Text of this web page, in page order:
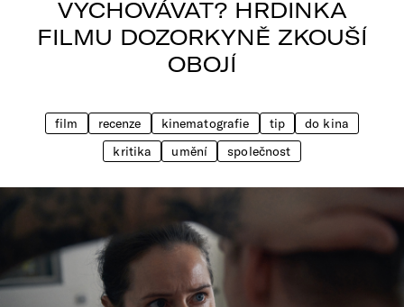
TV program
Pro děti
Vše o ČT
VYCHOVÁVAT? HRDINKA
FILMU DOZORKYNĚ ZKOUŠÍ
OBOJÍ
film recenze kinematografie tip
do kina
kritika
umění společnost